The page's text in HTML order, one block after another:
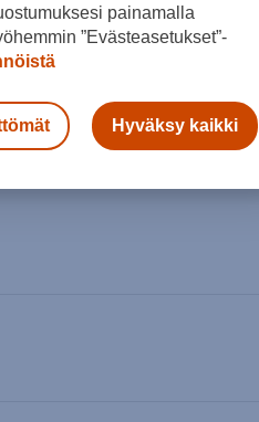
toimitusaika 1-3 arkipäivää.
painamalla
”Evästeasetukset”-
Hyväksy kaikki